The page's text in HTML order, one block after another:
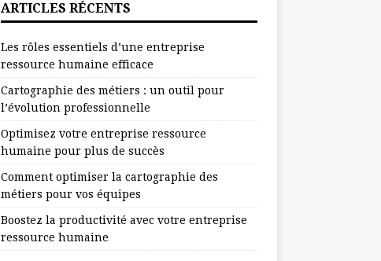
ARTICLES RÉCENTS
Les rôles essentiels d’une entreprise
ressource humaine efficace
Cartographie des métiers : un outil pour
l’évolution professionnelle
Optimisez votre entreprise ressource
humaine pour plus de succès
Comment optimiser la cartographie des
métiers pour vos équipes
Boostez la productivité avec votre entreprise
ressource humaine